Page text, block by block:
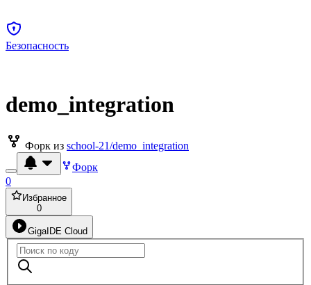
Безопасность
demo_integration
Форк из school-21/demo_integration
Форк
0
Избранное
0
GigaIDE Cloud